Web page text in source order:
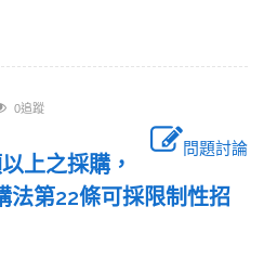
0追蹤
問題討論
上之採購，
法第22條可採限制性招